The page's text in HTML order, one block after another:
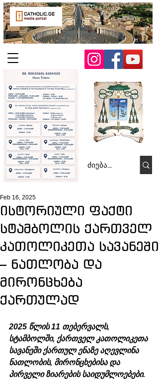
ისტორიული ფაქტი
სტამბოლის ქართველ
კათოლიკეთა სავანეში
– ნათლობა და
მირონცხება
ქართულად
Feb 16, 2025
2025 წლის 11 თებერვალს,
სტამბოლში, ქართველ კათოლიკეთა
სავანეში ქართულ ენაზე აღევლინა
ნათლობის, მირონცხებისა და
პირველი ზიარების საიდუმლოებები.